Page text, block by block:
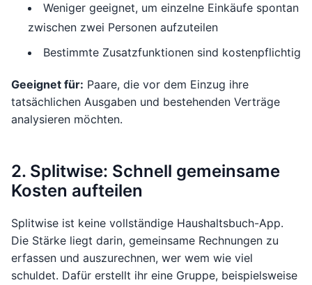
Weniger geeignet, um einzelne Einkäufe spontan
zwischen zwei Personen aufzuteilen
Bestimmte Zusatzfunktionen sind kostenpflichtig
Geeignet für: Paare, die vor dem Einzug ihre
tatsächlichen Ausgaben und bestehenden Verträge
analysieren möchten.
2. Splitwise: Schnell gemeinsame
Kosten aufteilen
Splitwise ist keine vollständige Haushaltsbuch-App.
Die Stärke liegt darin, gemeinsame Rechnungen zu
erfassen und auszurechnen, wer wem wie viel
schuldet. Dafür erstellt ihr eine Gruppe, beispielsweise